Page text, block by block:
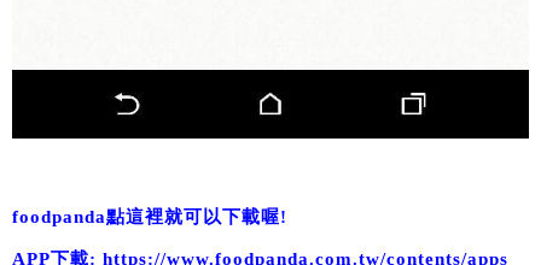
foodpanda點這裡就可以下載喔!
APP下載: https://www.foodpanda.com.tw/contents/apps